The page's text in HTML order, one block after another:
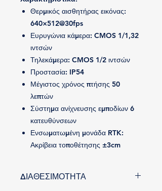
Θερμικός αισθητήρας εικόνας:
640×512@30fps
Ευρυγώνια κάμερα: CMOS 1/1,32
ιντσών
Τηλεκάμερα: CMOS 1/2 ιντσών
Προστασία: IP54
Μέγιστος χρόνος πτήσης 50
λεπτών
Σύστημα ανίχνευσης εμποδίων 6
κατευθύνσεων
Ενσωματωμένη μονάδα RTK:
Ακρίβεια τοποθέτησης ±3cm
ΔΙΑΘΕΣΙΜΟΤΗΤΑ